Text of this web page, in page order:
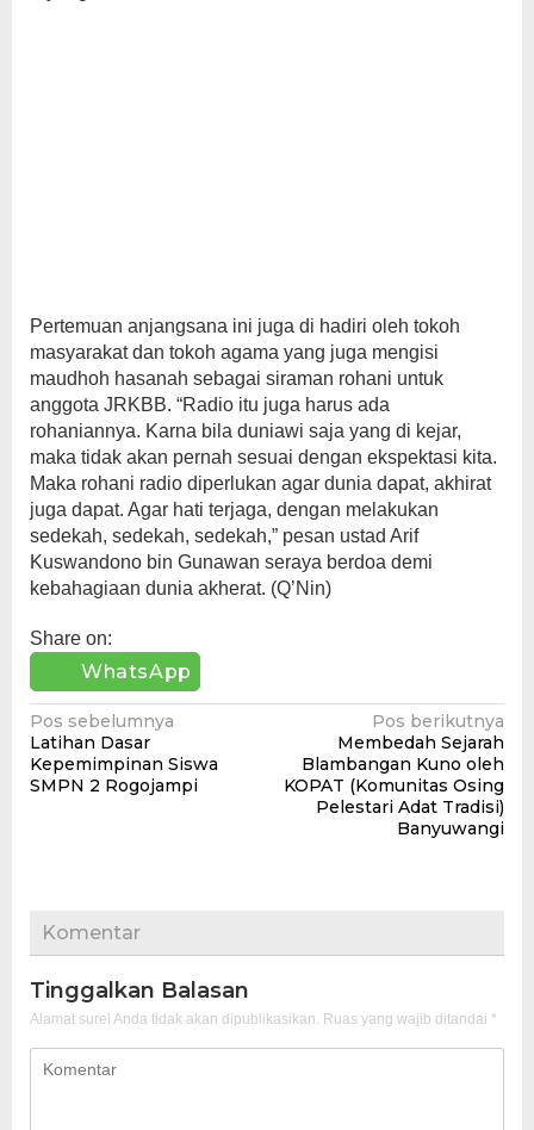
Pertemuan anjangsana ini juga di hadiri oleh tokoh
masyarakat dan tokoh agama yang juga mengisi
maudhoh hasanah sebagai siraman rohani untuk
anggota JRKBB. “Radio itu juga harus ada
rohaniannya. Karna bila duniawi saja yang di kejar,
maka tidak akan pernah sesuai dengan ekspektasi kita.
Maka rohani radio diperlukan agar dunia dapat, akhirat
juga dapat. Agar hati terjaga, dengan melakukan
sedekah, sedekah, sedekah,” pesan ustad Arif
Kuswandono bin Gunawan seraya berdoa demi
kebahagiaan dunia akherat. (Q’Nin)
Share on:
WhatsApp
Navigasi
pos
Pos sebelumnya
Latihan Dasar
Kepemimpinan Siswa
SMPN 2 Rogojampi
Pos berikutnya
Membedah Sejarah
Blambangan Kuno oleh
KOPAT (Komunitas Osing
Pelestari Adat Tradisi)
Banyuwangi
Komentar
Tinggalkan Balasan
Alamat surel Anda tidak akan dipublikasikan. Ruas yang wajib ditandai *